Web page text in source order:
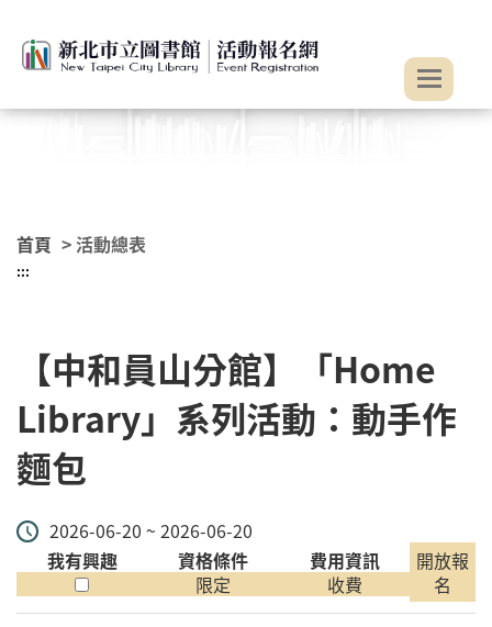
首頁 > 活動總表
:::
【中和員山分館】「Home
Library」系列活動：動手作
麵包
2026-06-20 ~ 2026-06-20
我有興趣
資格條件
限定
費用資訊
收費
開放報
名